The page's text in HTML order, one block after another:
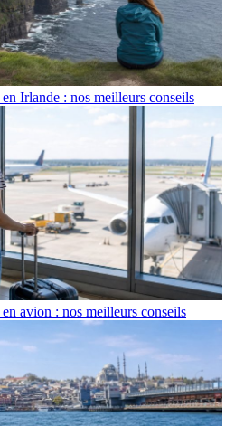
Irlande : nos meilleurs conseils
avion : nos meilleurs conseils